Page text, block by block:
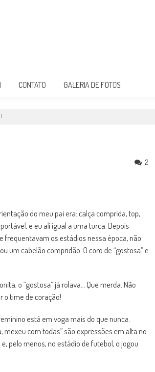
CONTATO GALERIA DE FOTOS
2
do meu pai era: calça comprida, top,
e eu ali igual a uma turca. Depois
frequentavam os estádios nessa época, não
um cabelão compridão. O coro de “gostosa” e
o “gostosa” já rolava… Que merda. Não
o time de coração!
está em voga mais do que nunca.
mexeu com todas” são expressões em alta no
pelo menos, no estádio de futebol, o jogou